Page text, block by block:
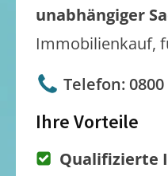
unabhängiger
Immobilienkauf,
Telefon: 0800
Ihre Vorteile
Qualifizierte